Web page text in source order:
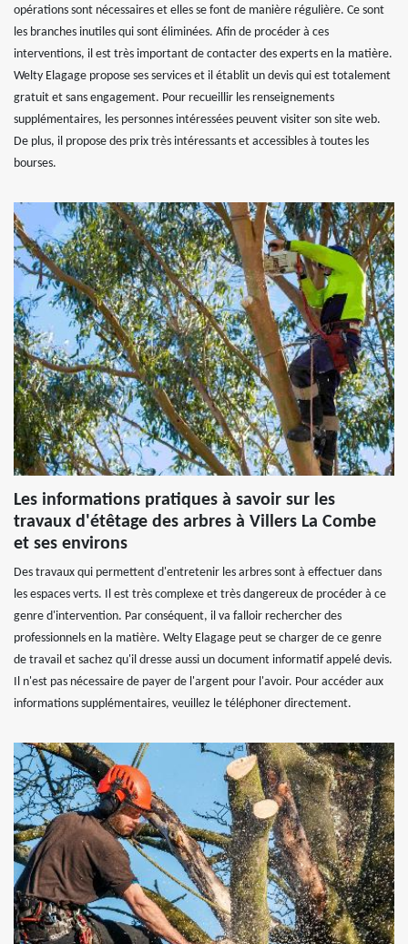
opérations sont nécessaires et elles se font de manière régulière. Ce sont
les branches inutiles qui sont éliminées. Afin de procéder à ces
interventions, il est très important de contacter des experts en la matière.
Welty Elagage propose ses services et il établit un devis qui est totalement
gratuit et sans engagement. Pour recueillir les renseignements
supplémentaires, les personnes intéressées peuvent visiter son site web.
De plus, il propose des prix très intéressants et accessibles à toutes les
bourses.
Les informations pratiques à savoir sur les
travaux d'étêtage des arbres à Villers La Combe
et ses environs
Des travaux qui permettent d'entretenir les arbres sont à effectuer dans
les espaces verts. Il est très complexe et très dangereux de procéder à ce
genre d'intervention. Par conséquent, il va falloir rechercher des
professionnels en la matière. Welty Elagage peut se charger de ce genre
de travail et sachez qu'il dresse aussi un document informatif appelé devis.
Il n'est pas nécessaire de payer de l'argent pour l'avoir. Pour accéder aux
informations supplémentaires, veuillez le téléphoner directement.